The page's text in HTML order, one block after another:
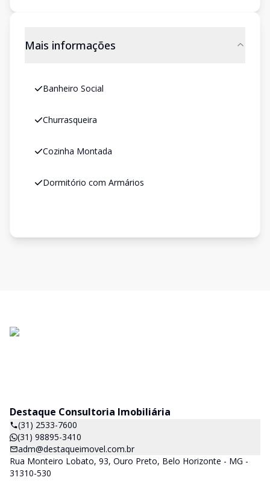
Mais informações
Banheiro Social
Churrasqueira
Cozinha Montada
Dormitório com Armários
Destaque Consultoria Imobiliária
(31) 2533-7600
(31) 98895-3410
adm@destaqueimovel.com.br
Rua Monteiro Lobato, 93, Ouro Preto, Belo Horizonte - MG -
31310-530